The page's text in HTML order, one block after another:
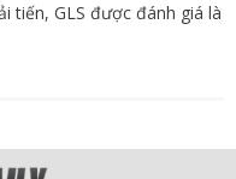
tiến, GLS được đánh giá là